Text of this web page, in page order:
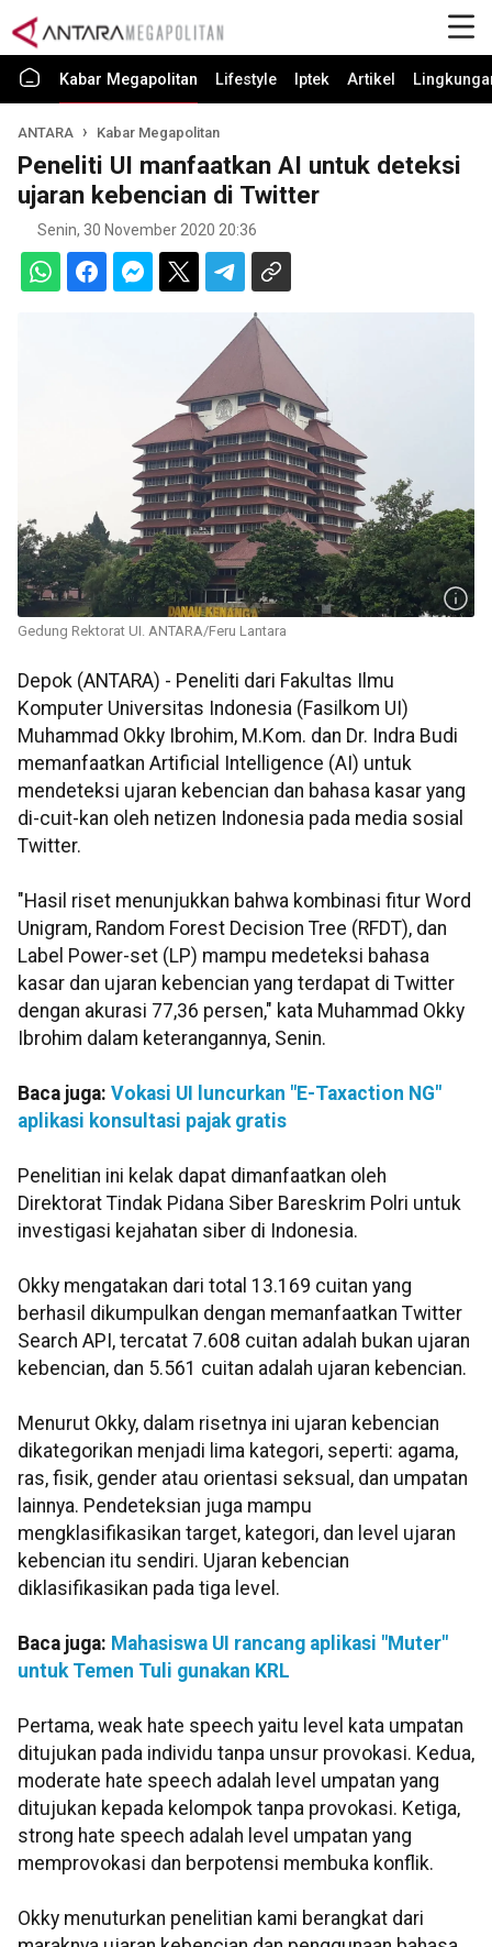
Kabar Megapolitan Lifestyle Iptek Artikel
ANTARA Kabar Megapolitan
Peneliti UI manfaatkan AI untuk deteksi
ujaran kebencian di Twitter
Senin, 30 November 2020 20:36
Gedung Rektorat UI. ANTARA/Feru Lantara
Depok (ANTARA) - Peneliti dari Fakultas Ilmu
Komputer Universitas Indonesia (Fasilkom UI)
Muhammad Okky Ibrohim, M.Kom. dan Dr. Indra Budi
memanfaatkan Artificial Intelligence (AI) untuk
mendeteksi ujaran kebencian dan bahasa kasar yang
di-cuit-kan oleh netizen Indonesia pada media sosial
Twitter.
"Hasil riset menunjukkan bahwa kombinasi fitur Word
Unigram, Random Forest Decision Tree (RFDT), dan
Label Power-set (LP) mampu medeteksi bahasa
kasar dan ujaran kebencian yang terdapat di Twitter
dengan akurasi 77,36 persen," kata Muhammad Okky
Ibrohim dalam keterangannya, Senin.
Baca juga: Vokasi UI luncurkan "E-Taxaction NG"
aplikasi konsultasi pajak gratis
Penelitian ini kelak dapat dimanfaatkan oleh
Direktorat Tindak Pidana Siber Bareskrim Polri untuk
investigasi kejahatan siber di Indonesia.
Okky mengatakan dari total 13.169 cuitan yang
berhasil dikumpulkan dengan memanfaatkan Twitter
Search API, tercatat 7.608 cuitan adalah bukan ujaran
kebencian, dan 5.561 cuitan adalah ujaran kebencian.
Menurut Okky, dalam risetnya ini ujaran kebencian
dikategorikan menjadi lima kategori, seperti: agama,
ras, fisik, gender atau orientasi seksual, dan umpatan
lainnya. Pendeteksian juga mampu
mengklasifikasikan target, kategori, dan level ujaran
kebencian itu sendiri. Ujaran kebencian
diklasifikasikan pada tiga level.
Baca juga: Mahasiswa UI rancang aplikasi "Muter"
untuk Temen Tuli gunakan KRL
Pertama, weak hate speech yaitu level kata umpatan
ditujukan pada individu tanpa unsur provokasi. Kedua,
moderate hate speech adalah level umpatan yang
ditujukan kepada kelompok tanpa provokasi. Ketiga,
strong hate speech adalah level umpatan yang
memprovokasi dan berpotensi membuka konflik.
Okky menuturkan penelitian kami berangkat dari